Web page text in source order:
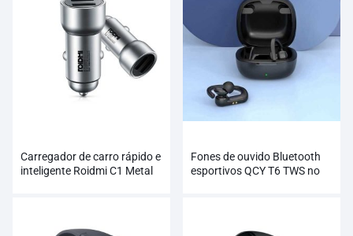
Carregador de carro rápido e
inteligente Roidmi C1 Metal
Fones de ouvido Bluetooth
esportivos QCY T6 TWS no